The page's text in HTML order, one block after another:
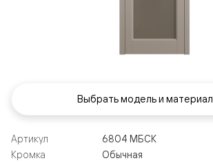
Артикул
6804 МБСК
Кромка
Обычная
Выбрать модель и материал